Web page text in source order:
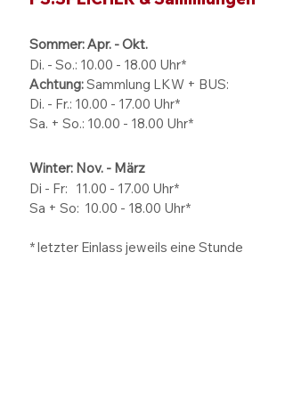
eine ziemlich schräge
Expedition
Sommer: Apr. - Okt.
Di. - So.: 10.00 - 18.00 Uhr*
Achtung:Sammlung LKW + BUS:
Di. - Fr.: 10.00 - 17.00 Uhr*
Sa. + So.: 10.00 - 18.00 Uhr*
Winter: Nov. - März
Di - Fr: 11.00 - 17.00 Uhr*
Sa + So: 10.00 - 18.00 Uhr*
* letzter Einlass jeweils eine Stunde